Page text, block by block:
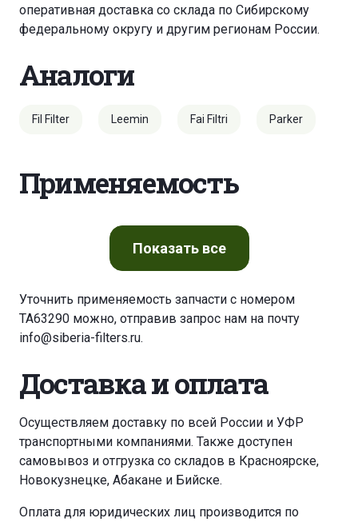
оперативная доставка со склада по Сибирскому
федеральному округу и другим регионам России.
Аналоги
Fil Filter Leemin Fai Filtri Parker
Применяемость
Показатьвсе
Уточнить применяемость запчасти с номером
TA63290 можно, отправив запрос нам на почту
info@siberia-filters.ru.
Доставка и оплата
Осуществляем доставку по всей России и УФР
транспортными компаниями. Также доступен
самовывоз и отгрузка со складов в Красноярске,
Новокузнецке, Абакане и Бийске.
Оплата для юридических лиц производится по